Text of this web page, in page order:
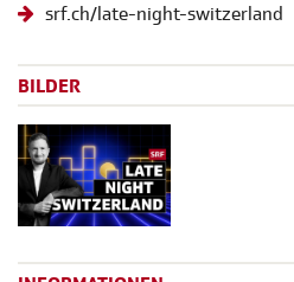
srf.ch/late-night-switzerland
BILDER